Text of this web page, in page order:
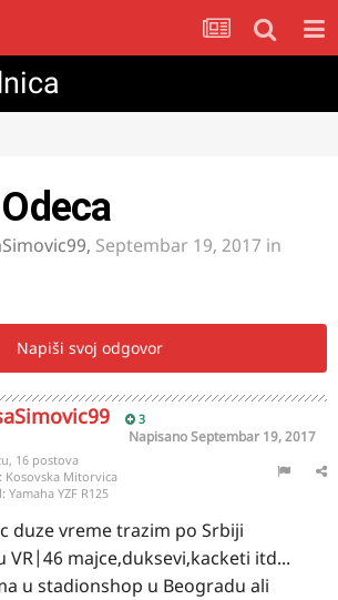
, Septembar 19, 2017 in
Napiši svoj odgovor
3
NapisanoSeptembar 19, 2017
16 postova
Kosovska Mitorvica
Yamaha YZF R125
duze vreme trazim po Srbiji
VR|46 majce,duksevi,kacketi itd...
u stadionshop u Beogradu ali